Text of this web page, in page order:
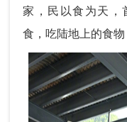
家，民以食为天，
食，吃陆地上的食